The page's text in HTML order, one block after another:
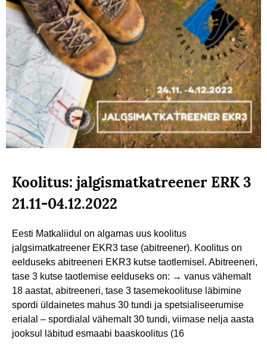
Koolitus: jalgismatkatreener ERK 3
21.11-04.12.2022
Eesti Matkaliidul on algamas uus koolitus
jalgsimatkatreener EKR3 tase (abitreener). Koolitus on
eelduseks abitreeneri EKR3 kutse taotlemisel. Abitreeneri,
tase 3 kutse taotlemise eelduseks on: → vanus vähemalt
18 aastat, abitreeneri, tase 3 tasemekoolituse läbimine
spordi üldainetes mahus 30 tundi ja spetsialiseerumise
erialal – spordialal vähemalt 30 tundi, viimase nelja aasta
jooksul läbitud esmaabi baaskoolitus (16